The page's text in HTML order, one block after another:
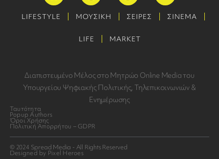
LIFESTYLE ΜΟΥΣΙΚΗ ΣΕΙΡΕΣ ΣΙΝΕΜΑ
LIFE MARKET
Διαπιστευμένο Μέλος στο Μητρώο Online Media του
Υπουργείου Ψηφιακής Πολιτικής, Τηλεπικοινωνιών &
Ενημέρωσης
Ταυτότητα
Popup Authors
Όροι Χρήσης
Πολιτική Απορρήτου – GDPR
© 2024 Spread Media - All Rights Reserved
Designed by Pixel Heroes